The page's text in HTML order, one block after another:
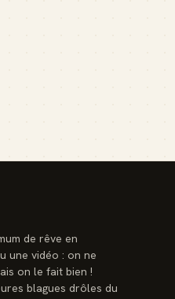
de rêve en
une vidéo : on ne
on le fait bien !
blagues drôles du